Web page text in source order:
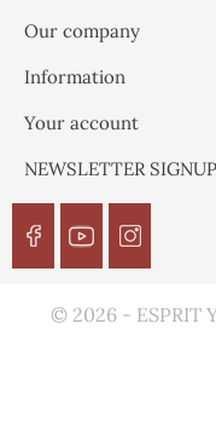
Our company
Information
Your account
NEWSLETTER SIGNUP
© 2026 - ESPRIT